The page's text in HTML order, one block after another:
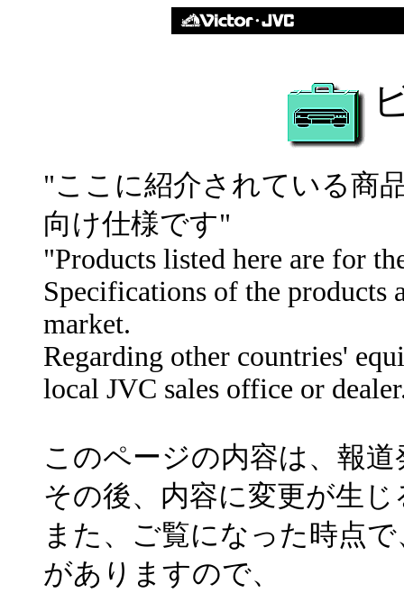
"ここに紹介されている商
向け仕様です"
"Products listed here are for
Specifications of the products
market.
Regarding other countries'
local JVC sales office or
このページの内容は、報
その後、内容に変更が生
また、ご覧になった時点
がありますので、